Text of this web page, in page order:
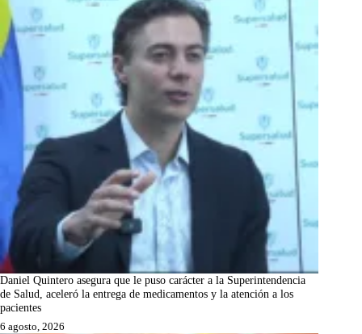
Daniel Quintero asegura que le puso carácter a la Superintendencia
de Salud, aceleró la entrega de medicamentos y la atención a los
pacientes
6 agosto, 2026